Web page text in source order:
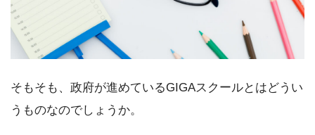
そもそも、政府が進めているGIGAスクールとはどうい
うものなのでしょうか。